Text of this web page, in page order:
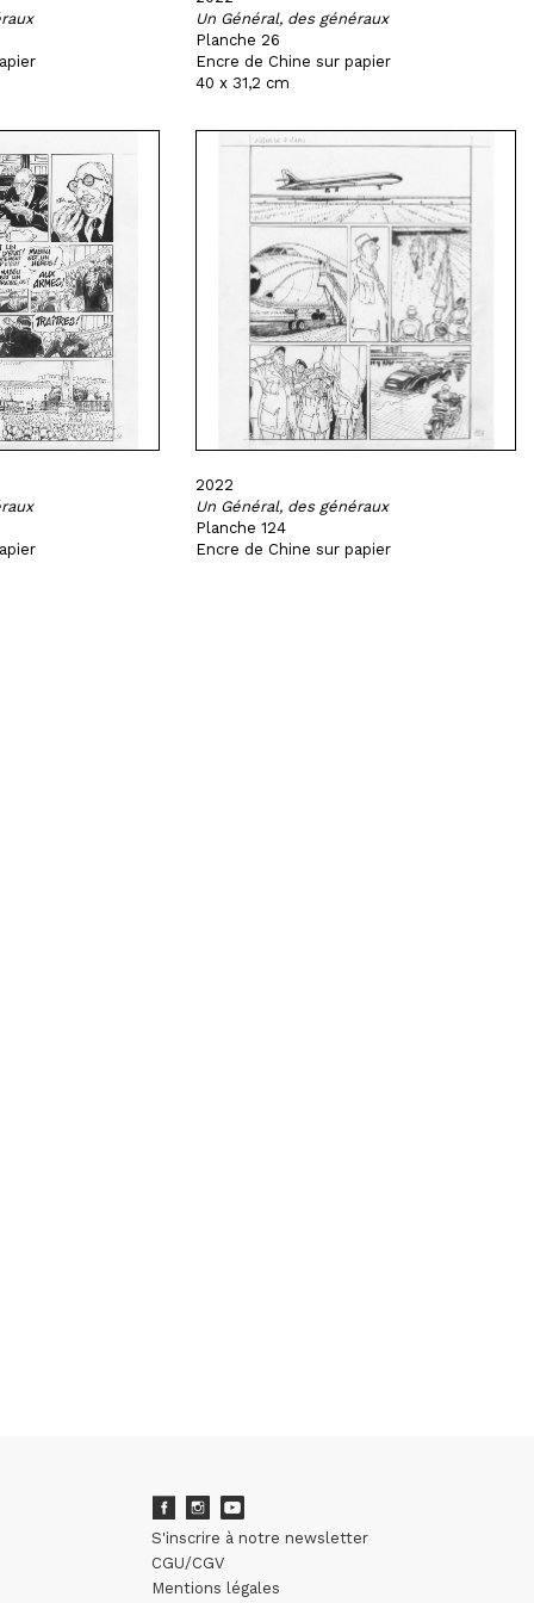
Un Général, des généraux
Planche 26
Encre de Chine sur papier
40 x 31,2 cm
2022
Un Général, des généraux
Planche 124
Encre de Chine sur papier
S'inscrire à notre newsletter
CGU/CGV
Mentions légales